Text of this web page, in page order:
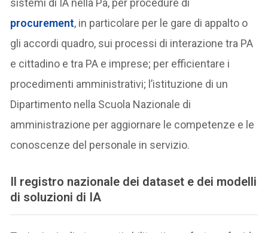
procurement, in particolare per le gare di appalto o
gli accordi quadro, sui processi di interazione tra PA
e cittadino e tra PA e imprese; per efficientare i
procedimenti amministrativi; l’istituzione di un
Dipartimento nella Scuola Nazionale di
amministrazione per aggiornare le competenze e le
conoscenze del personale in servizio.
Il registro nazionale dei dataset e dei modelli
di soluzioni di IA